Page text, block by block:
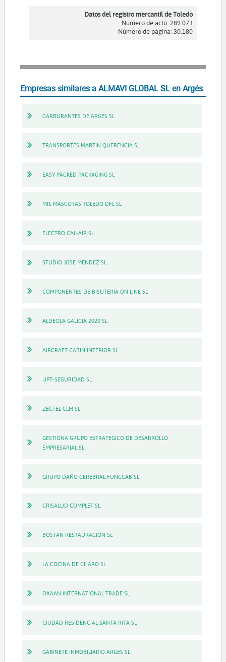
Datos del registro mercantil de Toledo
Número de acto: 289.073
Número de página: 30.180
Empresas similares a ALMAVI GLOBAL SL en Argés
CARBURANTES DE ARGES SL
TRANSPORTES MARTIN QUERENCIA SL
EASY PACKED PACKAGING SL
MIS MASCOTAS TOLEDO DFL SL
ELECTRO CAL-AIR SL
STUDIO JOSE MENDEZ SL
COMPONENTES DE BISUTERIA ON LINE SL
ALDEOLA GALICIA 2020 SL
AIRCRAFT CABIN INTERIOR SL
UPT-SEGURIDAD SL
ZECTEL CLM SL
GESTIONA GRUPO ESTRATEGICO DE DESARROLLO
EMPRESARIAL SL
GRUPO DAÑO CEREBRAL FUNCCAB SL
CRISALUD COMPLET SL
BOSTAN RESTAURACION SL
LA COCINA DE CHARO SL
OXAAN INTERNATIONAL TRADE SL
CIUDAD RESIDENCIAL SANTA RITA SL
GABINETE INMOBILIARIO ARGES SL